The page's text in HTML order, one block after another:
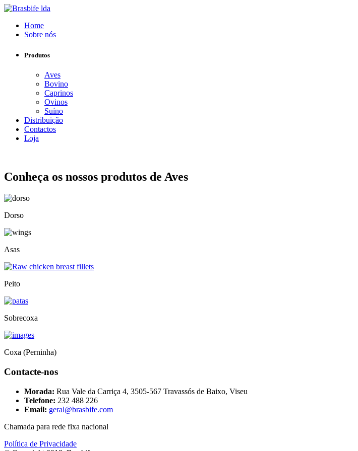
Home
Sobre nós
Produtos
Aves
Bovino
Caprinos
Ovinos
Suíno
Distribuição
Contactos
Loja
Conheça os nossos produtos de Aves
Dorso
Asas
Peito
Sobrecoxa
Coxa (Perninha)
Contacte-nos
Morada: Rua Vale da Carriça 4, 3505-567 Travassós de Baixo, Viseu
Telefone: 232 488 226
Email: geral@brasbife.com
Chamada para rede fixa nacional
Política de Privacidade